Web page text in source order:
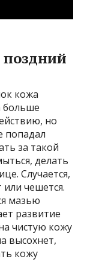
поздний
кожа
больше
но
попадал
за такой
делать
Случается,
чешется.
мазью
развитие
чистую кожу
высохнет,
кожу